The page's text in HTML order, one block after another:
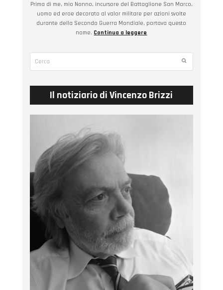
Prima di me, mio Nonno, incursore del Battaglione San Marco,
uomo ed eroe decorato al valor militare per azioni svolte
durante della Secondo Guerra Mondiale, portava questo
nome. Continua a leggere
Submit
Il notiziario di Vincenzo Brizzi